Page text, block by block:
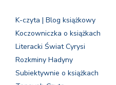
K-czyta | Blog książkowy
Koczowniczka o książkach
Literacki Świat Cyrysi
Rozkminy Hadyny
Subiektywnie o książkach